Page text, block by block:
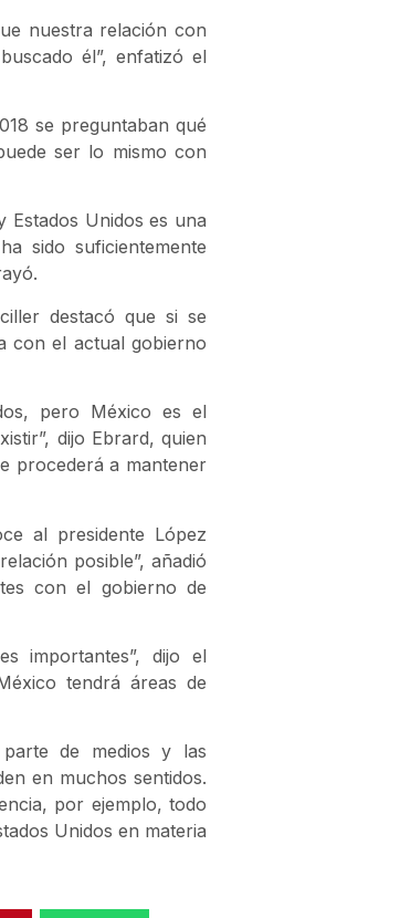
nuestra relación con
él”, enfatizó el
se preguntaban qué
ser lo mismo con
Unidos es una
sido suficientemente
destacó que si se
con el actual gobierno
pero México es el
dijo Ebrard, quien
procederá a mantener
al presidente López
posible”, añadió
con el gobierno de
importantes”, dijo el
tendrá áreas de
de medios y las
en muchos sentidos.
por ejemplo, todo
Unidos en materia